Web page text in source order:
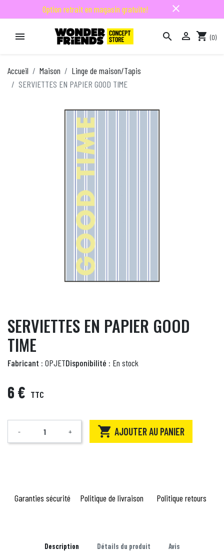
Option retrait en magasin gratuite! close
   shopping_cart (0)
Accueil Maison
Linge de maison/Tapis
SERVIETTES EN PAPIER GOOD TIME
SERVIETTES EN PAPIER GOOD
TIME
Fabricant : OPJETDisponibilité : En stock
6 € TTC
Quantité
- +  AJOUTER AU PANIER
Garanties sécurité Politique de livraison Politique retours
Description Détails du produit Avis